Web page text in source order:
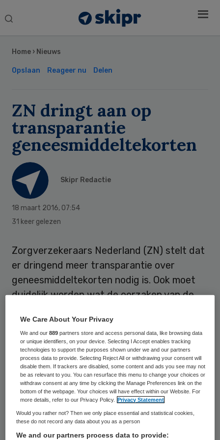
Search
Home › Nieuws
Opslaan Reageer nu Delen
ZN dringt aan op
transparantie
geneesmiddeltekorten
Skipr Redactie
18 maart 2016, 07:54
31 keer gelezen
Zorgverzekeraars Nederland (ZN) stelt dat
er dringend meer transparantie over
geneesmiddeltekorten nodig is. Ook moet
duidelijk worden wat de oorzaken van de
transparantie er is, kunnen
geneesmiddelentekorten worden
voorkomen en bestreden.
“Vaak kunnen de zorgverzekeraars
tekorten wel oplossen, maar soms schieten
ZN-directeur Zorg Marianne Lensink.
“Dergelijke tekorten aan geneesmiddelen
Sidebar
We Care About Your Privacy
We and our889 partners store and access personal data, like browsing data
or unique identifiers, on your device. Selecting I Accept enables tracking
technologies to support the purposes shown under we and our partners
process data to provide. Selecting Reject All or withdrawing your consent will
disable them. If trackers are disabled, some content and ads you see may not
be as relevant to you. You can resurface this menu to change your choices or
withdraw consent at any time by clicking the Manage Preferences link on the
bottom of the webpage. Your choices will have effect within our Website. For
more details, refer to our Privacy Policy.
Privacy Statement
Would you rather not? Then we only place essential and statistical cookies,
these do not record any data about you as a person
We and our partners process data to provide: